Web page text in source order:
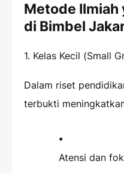
Metode Ilmiah
di Bimbel
1. Kelas Kecil (Small
Dalam riset
terbukti
Atensi dan